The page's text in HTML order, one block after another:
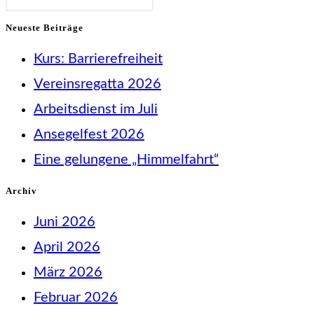
close
the
search
Neueste Beiträge
Kurs: Barrierefreiheit
Vereinsregatta 2026
Arbeitsdienst im Juli
Ansegelfest 2026
Eine gelungene „Himmelfahrt“
Archiv
Juni 2026
April 2026
März 2026
Februar 2026